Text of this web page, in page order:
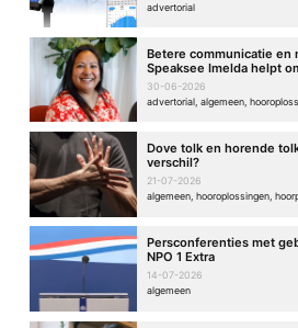
advertorial
Betere communicatie en
Speaksee Imelda helpt
30-06-2026
advertorial, algemeen,
Dove tolk en horende
verschil?
21-07-2026
Persconferenties met
NPO 1 Extra
14-07-2026
algemeen